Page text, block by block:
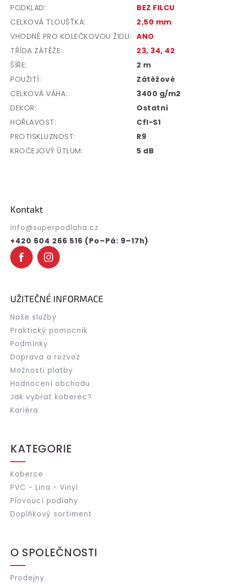
PODKLAD:
BEZ FILCU
CELKOVÁ TLOUŠŤKA:
2,50 mm
VHODNÉ PRO KOLEČKOVOU ŽIDLI: ANO
TŘÍDA ZÁTĚŽE: 23, 34, 42
ŠÍŘE:
2 m
POUŽITÍ:
Zátěžové
CELKOVÁ VÁHA:
3400 g/m2
DEKOR:
Ostatní
HOŘLAVOST:
Cfl-S1
PROTISKLUZNOST:
R9
KROČEJOVÝ ÚTLUM: 5 dB
Kontakt
info@superpodlaha.cz
+420 604 266 516 (Po–Pá: 9–17h)
UŽITEČNÉ INFORMACE
Naše služby
Praktický pomocník
Podmínky
Doprava a rozvoz
Možnosti platby
Hodnocení obchodu
Jak vybrat koberec?
Kariéra
KATEGORIE
Koberce
PVC - Lina - Vinyl
Plovoucí podlahy
Doplňkový sortiment
O SPOLEČNOSTI
Prodejny